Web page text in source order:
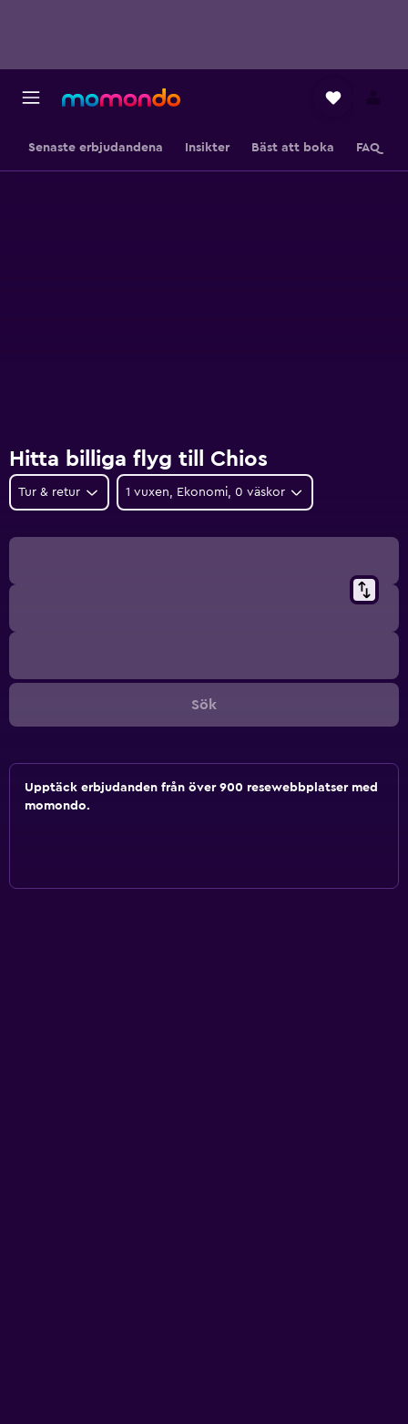
Senaste erbjudandena Insikter Bäst att boka FAQ
Hitta billiga flyg till Chios
Tur & retur 1 vuxen, Ekonomi, 0 väskor
Sök
Upptäck erbjudanden från över 900 resewebbplatser med
momondo.